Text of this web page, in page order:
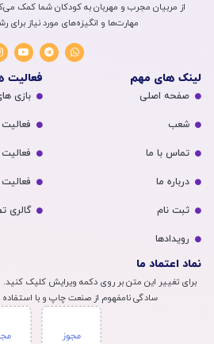
از مربیان مجرب و مهربان به کودکان شما کمک
مهارت‌ها و انگیزه‌های مورد نیاز برای
لینک های مهم
صفحه اصلی
شعب
تماس با ما
درباره ما
ثبت نام
رویداد‌ها
فعالیت
بازی
گالری
نماد اعتماد ما
برای تغییر این متن بر روی دکمه ویرایش کلیک
سادگی نامفهوم از صنعت چاپ و با